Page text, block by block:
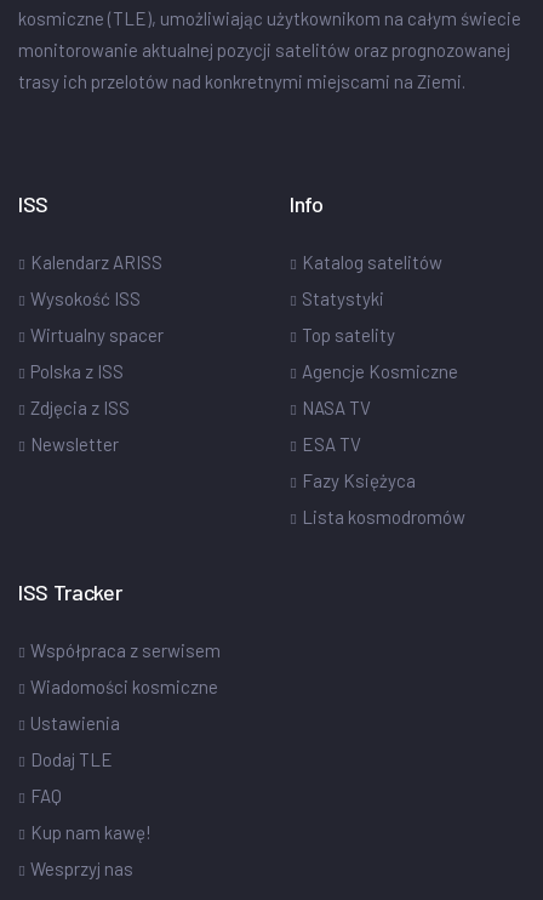
kosmiczne (TLE), umożliwiając użytkownikom na całym świecie
monitorowanie aktualnej pozycji satelitów oraz prognozowanej
trasy ich przelotów nad konkretnymi miejscami na Ziemi.
ISS
Kalendarz ARISS
Wysokość ISS
Wirtualny spacer
Polska z ISS
Zdjęcia z ISS
Newsletter
Info
Katalog satelitów
Statystyki
Top satelity
Agencje Kosmiczne
NASA TV
ESA TV
Fazy Księżyca
Lista kosmodromów
ISS Tracker
Współpraca z serwisem
Wiadomości kosmiczne
Ustawienia
Dodaj TLE
FAQ
Kup nam kawę!
Wesprzyj nas